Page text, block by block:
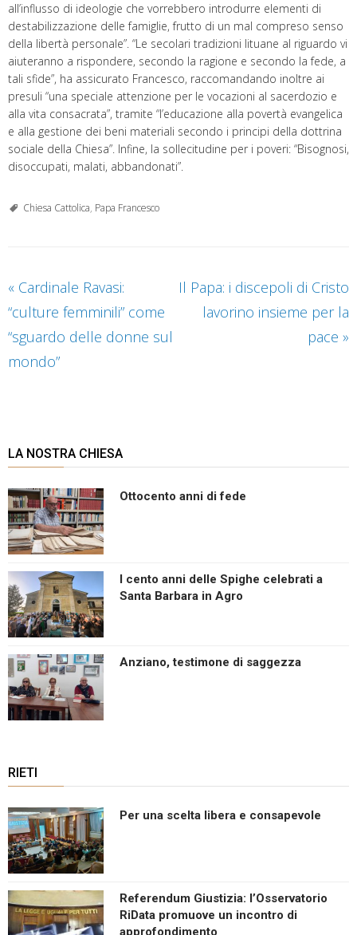
all’influsso di ideologie che vorrebbero introdurre elementi di
destabilizzazione delle famiglie, frutto di un mal compreso senso
della libertà personale”. “Le secolari tradizioni lituane al riguardo vi
aiuteranno a rispondere, secondo la ragione e secondo la fede, a
tali sfide”, ha assicurato Francesco, raccomandando inoltre ai
presuli “una speciale attenzione per le vocazioni al sacerdozio e
alla vita consacrata”, tramite “l’educazione alla povertà evangelica
e alla gestione dei beni materiali secondo i principi della dottrina
sociale della Chiesa”. Infine, la sollecitudine per i poveri: “Bisognosi,
disoccupati, malati, abbandonati”.
Chiesa Cattolica, Papa Francesco
« Cardinale Ravasi:
“culture femminili” come
“sguardo delle donne sul
mondo”
Il Papa: i discepoli di Cristo
lavorino insieme per la
pace »
LA NOSTRA CHIESA
Ottocento anni di fede
I cento anni delle Spighe celebrati a
Santa Barbara in Agro
Anziano, testimone di saggezza
RIETI
Per una scelta libera e consapevole
Referendum Giustizia: l’Osservatorio
RiData promuove un incontro di
approfondimento